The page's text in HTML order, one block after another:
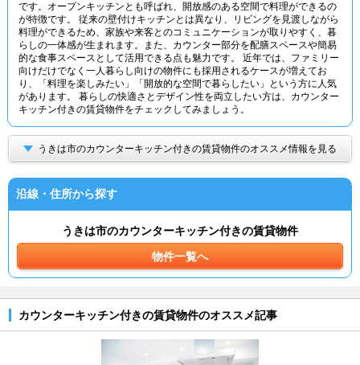
です。オープンキッチンとも呼ばれ、開放感のある空間で料理ができるの
が特徴です。 従来の壁付けキッチンとは異なり、リビングを見渡しながら
料理ができるため、家族や来客とのコミュニケーションが取りやすく、暮
らしの一体感が生まれます。また、カウンター部分を配膳スペースや簡易
的な食事スペースとして活用できる点も魅力です。 近年では、ファミリー
向けだけでなく一人暮らし向けの物件にも採用されるケースが増えてお
り、「料理を楽しみたい」「開放的な空間で暮らしたい」という方に人気
があります。 暮らしの快適さとデザイン性を両立したい方は、カウンター
キッチン付きの賃貸物件をチェックしてみましょう。
うきは市のカウンターキッチン付きの賃貸物件のオススメ情報を見る
沿線・住所から探す
うきは市のカウンターキッチン付きの賃貸物件
物件一覧へ
カウンターキッチン付きの賃貸物件のオススメ記事